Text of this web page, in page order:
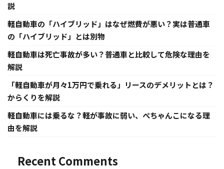
説
軽自動車の「ハイブリッド」はなぜ燃費が悪い？実は普通車
の「ハイブリッド」とは別物
軽自動車は死亡事故が多い？普通車と比較して危険な理由を
解説
「軽自動車が月々1万円で乗れる」リースのデメリットとは？
からくりを解説
軽自動車には乗るな？軽が事故に弱い、ぺちゃんこになる理
由を解説
Recent Comments